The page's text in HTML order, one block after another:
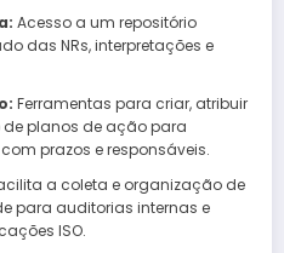
Acesso a um repositório
das NRs, interpretações e
Ferramentas para criar, atribuir
planos de ação para
prazos e responsáveis.
a coleta e organização de
para auditorias internas e
ISO.